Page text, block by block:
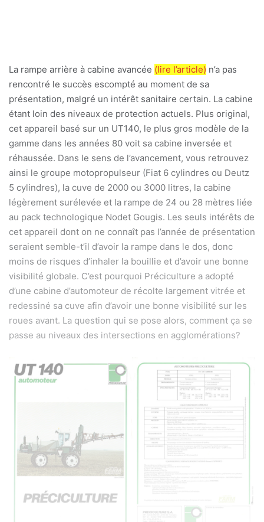
La rampe arrière à cabine avancée (lire l’article) n’a pas
rencontré le succès escompté au moment de sa
présentation, malgré un intérêt sanitaire certain. La cabine
étant loin des niveaux de protection actuels. Plus original,
cet appareil basé sur un UT140, le plus gros modèle de la
gamme dans les années 80 voit sa cabine inversée et
réhaussée. Dans le sens de l’avancement, vous retrouvez
ainsi le groupe motopropulseur (Fiat 6 cylindres ou Deutz
5 cylindres), la cuve de 2000 ou 3000 litres, la cabine
légèrement surélevée et la rampe de 24 ou 28 mètres liée
au pack technologique Nodet Gougis. Les seuls intérêts de
cet appareil dont on ne connaît pas l’année de présentation
seraient semble-t’il d’avoir la rampe dans le dos, donc
moins de risques d’inhaler la bouillie et d’avoir une bonne
visibilité globale. C’est pourquoi Préciculture a adopté
d’une cabine d’automoteur de récolte largement vitrée et
redessiné sa cuve afin d’avoir une bonne visibilité sur les
roues avant. La question qui se pose alors, comment ça se
passe au niveaux des intersections en agglomérations?